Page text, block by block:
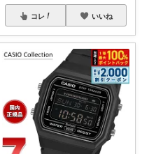
コレ いいね